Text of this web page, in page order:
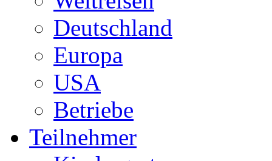
Deutschland
Europa
USA
Betriebe
Teilnehmer